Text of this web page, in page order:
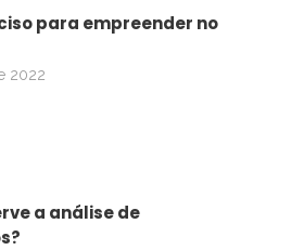
para empreender no
2022
a análise de